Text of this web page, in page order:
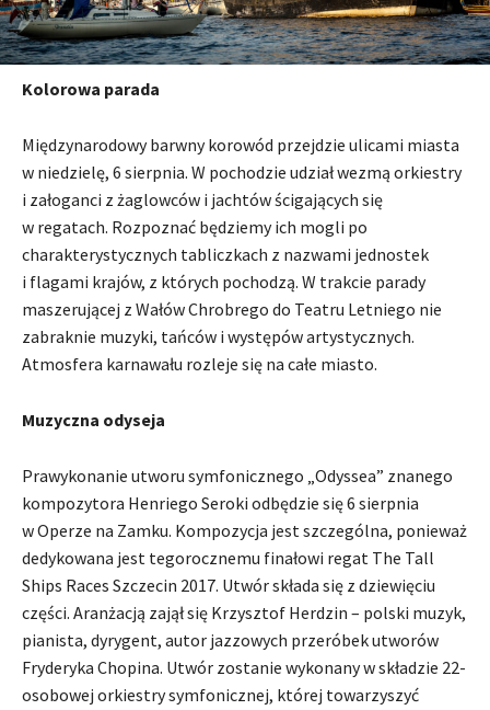
Kolorowa parada
Międzynarodowy barwny korowód przejdzie ulicami miasta
w niedzielę, 6 sierpnia. W pochodzie udział wezmą orkiestry
i załoganci z żaglowców i jachtów ścigających się
w regatach. Rozpoznać będziemy ich mogli po
charakterystycznych tabliczkach z nazwami jednostek
i flagami krajów, z których pochodzą. W trakcie parady
maszerującej z Wałów Chrobrego do Teatru Letniego nie
zabraknie muzyki, tańców i występów artystycznych.
Atmosfera karnawału rozleje się na całe miasto.
Muzyczna odyseja
Prawykonanie utworu symfonicznego „Odyssea” znanego
kompozytora Henriego Seroki odbędzie się 6 sierpnia
w Operze na Zamku. Kompozycja jest szczególna, ponieważ
dedykowana jest tegorocznemu finałowi regat The Tall
Ships Races Szczecin 2017. Utwór składa się z dziewięciu
części. Aranżacją zajął się Krzysztof Herdzin – polski muzyk,
pianista, dyrygent, autor jazzowych przeróbek utworów
Fryderyka Chopina. Utwór zostanie wykonany w składzie 22-
osobowej orkiestry symfonicznej, której towarzyszyć